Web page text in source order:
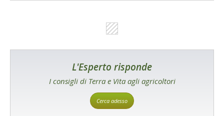
L'Esperto risponde
I consigli di Terra e Vita agli agricoltori
Cerca adesso